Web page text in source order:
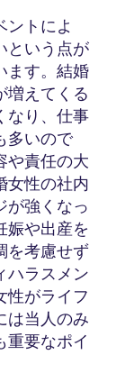
ントによ
という点が
ます。結婚
増えてくる
なり、仕事
多いので
や責任の大
女性の社内
が強くなっ
娠や出産を
を考慮せず
ハラスメン
性がライフ
は当人のみ
重要なポイ